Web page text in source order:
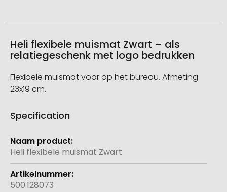
Heli flexibele muismat Zwart – als
relatiegeschenk met logo bedrukken
Flexibele muismat voor op het bureau. Afmeting
23x19 cm.
Specification
Meer
informatie
Heli flexibele muismat Zwart
500.128073